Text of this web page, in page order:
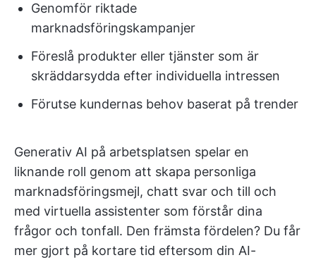
Genomför riktade
marknadsföringskampanjer
Föreslå produkter eller tjänster som är
skräddarsydda efter individuella intressen
Förutse kundernas behov baserat på trender
Generativ AI på arbetsplatsen spelar en
liknande roll genom att skapa personliga
marknadsföringsmejl, chatt svar och till och
med virtuella assistenter som förstår dina
frågor och tonfall. Den främsta fördelen? Du får
mer gjort på kortare tid eftersom din AI-